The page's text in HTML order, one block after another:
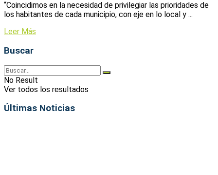
“Coincidimos en la necesidad de privilegiar las prioridades de
los habitantes de cada municipio, con eje en lo local y ...
Leer Más
Buscar
No Result
Ver todos los resultados
Últimas Noticias